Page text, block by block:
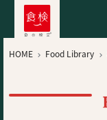
HOME  Food Library 